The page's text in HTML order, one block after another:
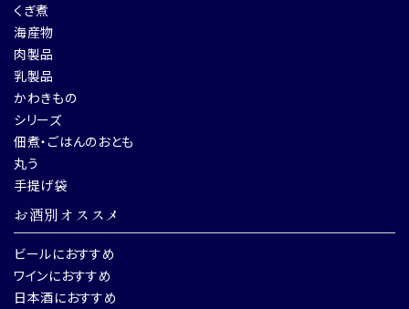
くぎ煮
海産物
肉製品
乳製品
かわきもの
シリーズ
佃煮・ごはんのおとも
丸う
手提げ袋
お酒別オススメ
ビールにおすすめ
ワインにおすすめ
日本酒におすすめ